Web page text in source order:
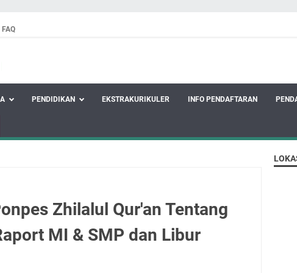
FAQ
PENDIDIKAN EKSTRAKURIKULER INFO PENDAFTARAN
Zhilalul Qur'an Tentang
MI & SMP dan Libur